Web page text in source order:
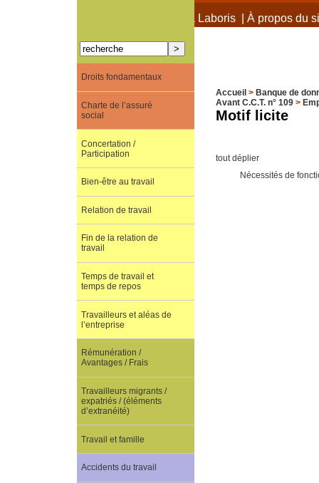
À propos de Terra Laboris| À propos du
Accueil > Banque de
Avant C.C.T. n° 109>
Motif licite
tout déplier
Nécessités de
Droits fondamentaux
Charte de l’assuré
social
Concertation /
Participation
Bien-être au travail
Relation de travail
Fin de la relation de
travail
Temps de travail et
temps de repos
Travailleurs et aléas de
l’entreprise
Rémunération /
Avantages / Frais
Travailleurs migrants /
expatriés / (éléments
d’extranéité)
Travail et famille
Accidents du travail